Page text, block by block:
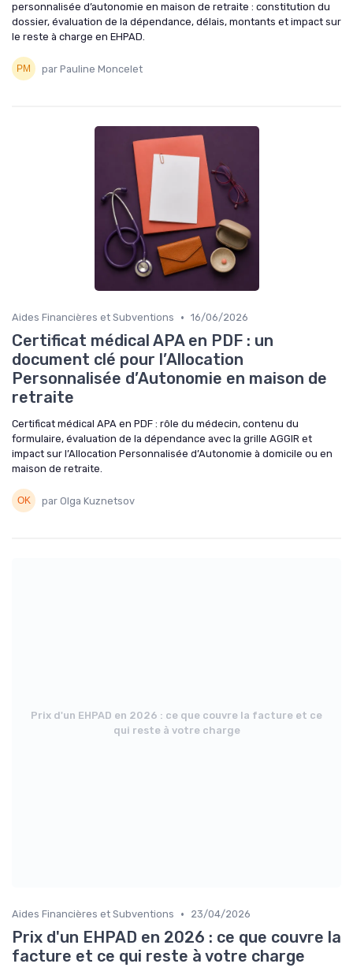
personnalisée d’autonomie en maison de retraite : constitution du
dossier, évaluation de la dépendance, délais, montants et impact sur
le reste à charge en EHPAD.
par Pauline Moncelet
Aides Financières et Subventions • 16/06/2026
Certificat médical APA en PDF : un
document clé pour l’Allocation
Personnalisée d’Autonomie en maison de
retraite
Certificat médical APA en PDF : rôle du médecin, contenu du
formulaire, évaluation de la dépendance avec la grille AGGIR et
impact sur l’Allocation Personnalisée d’Autonomie à domicile ou en
maison de retraite.
par Olga Kuznetsov
Prix d'un EHPAD en 2026 : ce que couvre la facture et ce
qui reste à votre charge
Aides Financières et Subventions • 23/04/2026
Prix d'un EHPAD en 2026 : ce que couvre la
facture et ce qui reste à votre charge